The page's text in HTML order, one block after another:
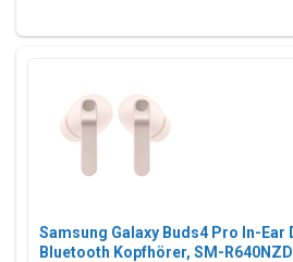
Samsung Galaxy Buds4 Pro In-Ear
Bluetooth Kopfhörer, SM-